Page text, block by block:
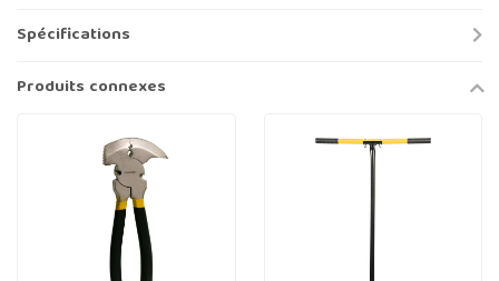
Spécifications
Produits connexes